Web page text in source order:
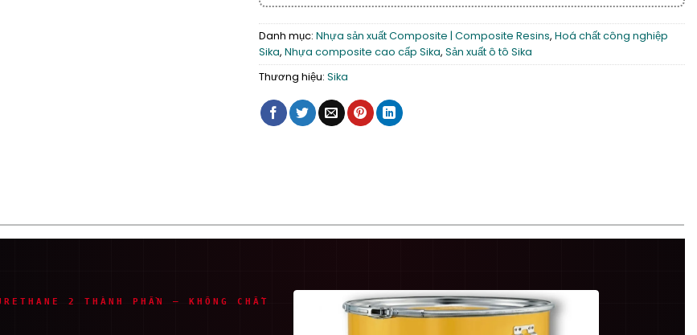
Danh mục: Nhựa sản xuất Composite | Composite Resins, Hoá chất công nghiệp
Sika, Nhựa composite cao cấp Sika, Sản xuất ô tô Sika
Thương hiệu: Sika
2 THÀNH PHẦN — KHÔNG CHẤT